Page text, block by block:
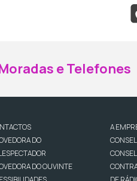
ao Facebook da
ao Instagram
e Telefones
DO
DO OUVINTE
A